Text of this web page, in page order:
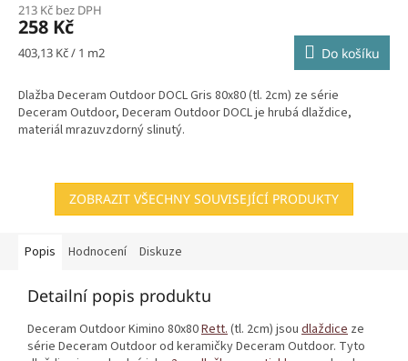
213 Kč bez DPH
258 Kč
Měrná
403,13 Kč / 1 m2 Do košíku
Dlažba Deceram Outdoor DOCL Gris 80x80 (tl. 2cm) ze série
Deceram Outdoor, Deceram Outdoor DOCL je hrubá dlaždice,
materiál mrazuvzdorný slinutý.
ZOBRAZIT VŠECHNY SOUVISEJÍCÍ PRODUKTY
Popis Hodnocení Diskuze
Detailní popis produktu
Deceram Outdoor Kimino 80x80Rett. (tl. 2cm) jsou dlaždice ze
série Deceram Outdoor od keramičky Deceram Outdoor. Tyto